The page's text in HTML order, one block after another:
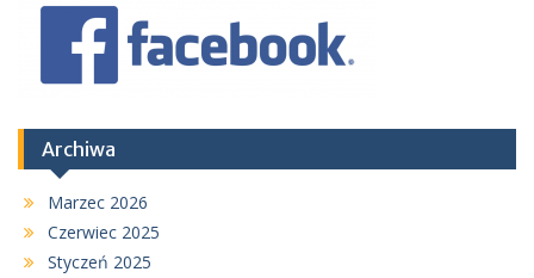
Archiwa
Marzec 2026
Czerwiec 2025
Styczeń 2025